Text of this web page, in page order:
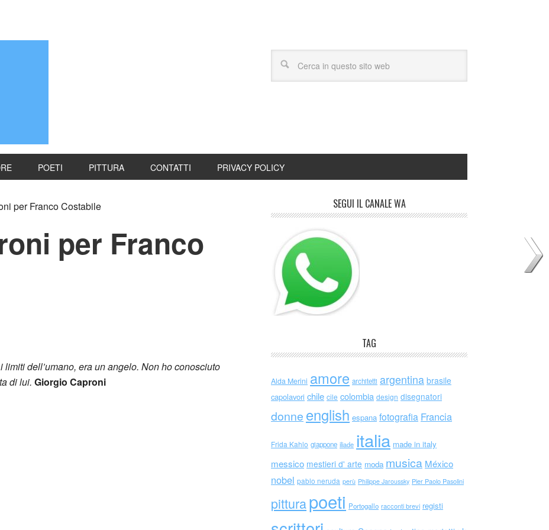
POETI PITTURA CONTATTI PRIVACY POLICY
per Franco Costabile
per Franco
dell’umano, era un angelo. Non ho conosciuto
di lui. Giorgio Caproni
SEGUI IL CANALE WA
TAG
Alda Merini amore architetti argentina brasile
capolavori chile cile colombia design disegnatori
donne english espana fotografia Francia
Frida Kahlo giappone iliade italia made in italy
messico mestieri d' arte moda musica México
nobel pablo neruda perù Philippe Jaroussky Pier Paolo Pasolini
pitturapoeti Portogallo racconti brevi registi